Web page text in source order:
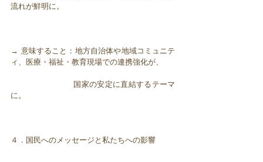
流れが鮮明に。
→ 意味すること：地方自治体や地域コミュニテ
ィ、医療・福祉・教育現場での連携強化が、
国家の安定に直結するテーマ
に。
４．国民へのメッセージと私たちへの影響